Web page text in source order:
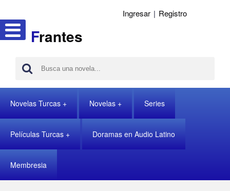
Frantes
Ingresar | Registro
Novelas Turcas Novelas Series
Películas Turcas Doramas en Audio Latino
Membresia